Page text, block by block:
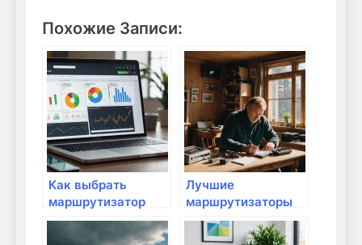
Похожие Записи:
Как выбрать
маршрутизатор
для сложных
условий?
Лучшие
маршрутизаторы
для коротких
поездок